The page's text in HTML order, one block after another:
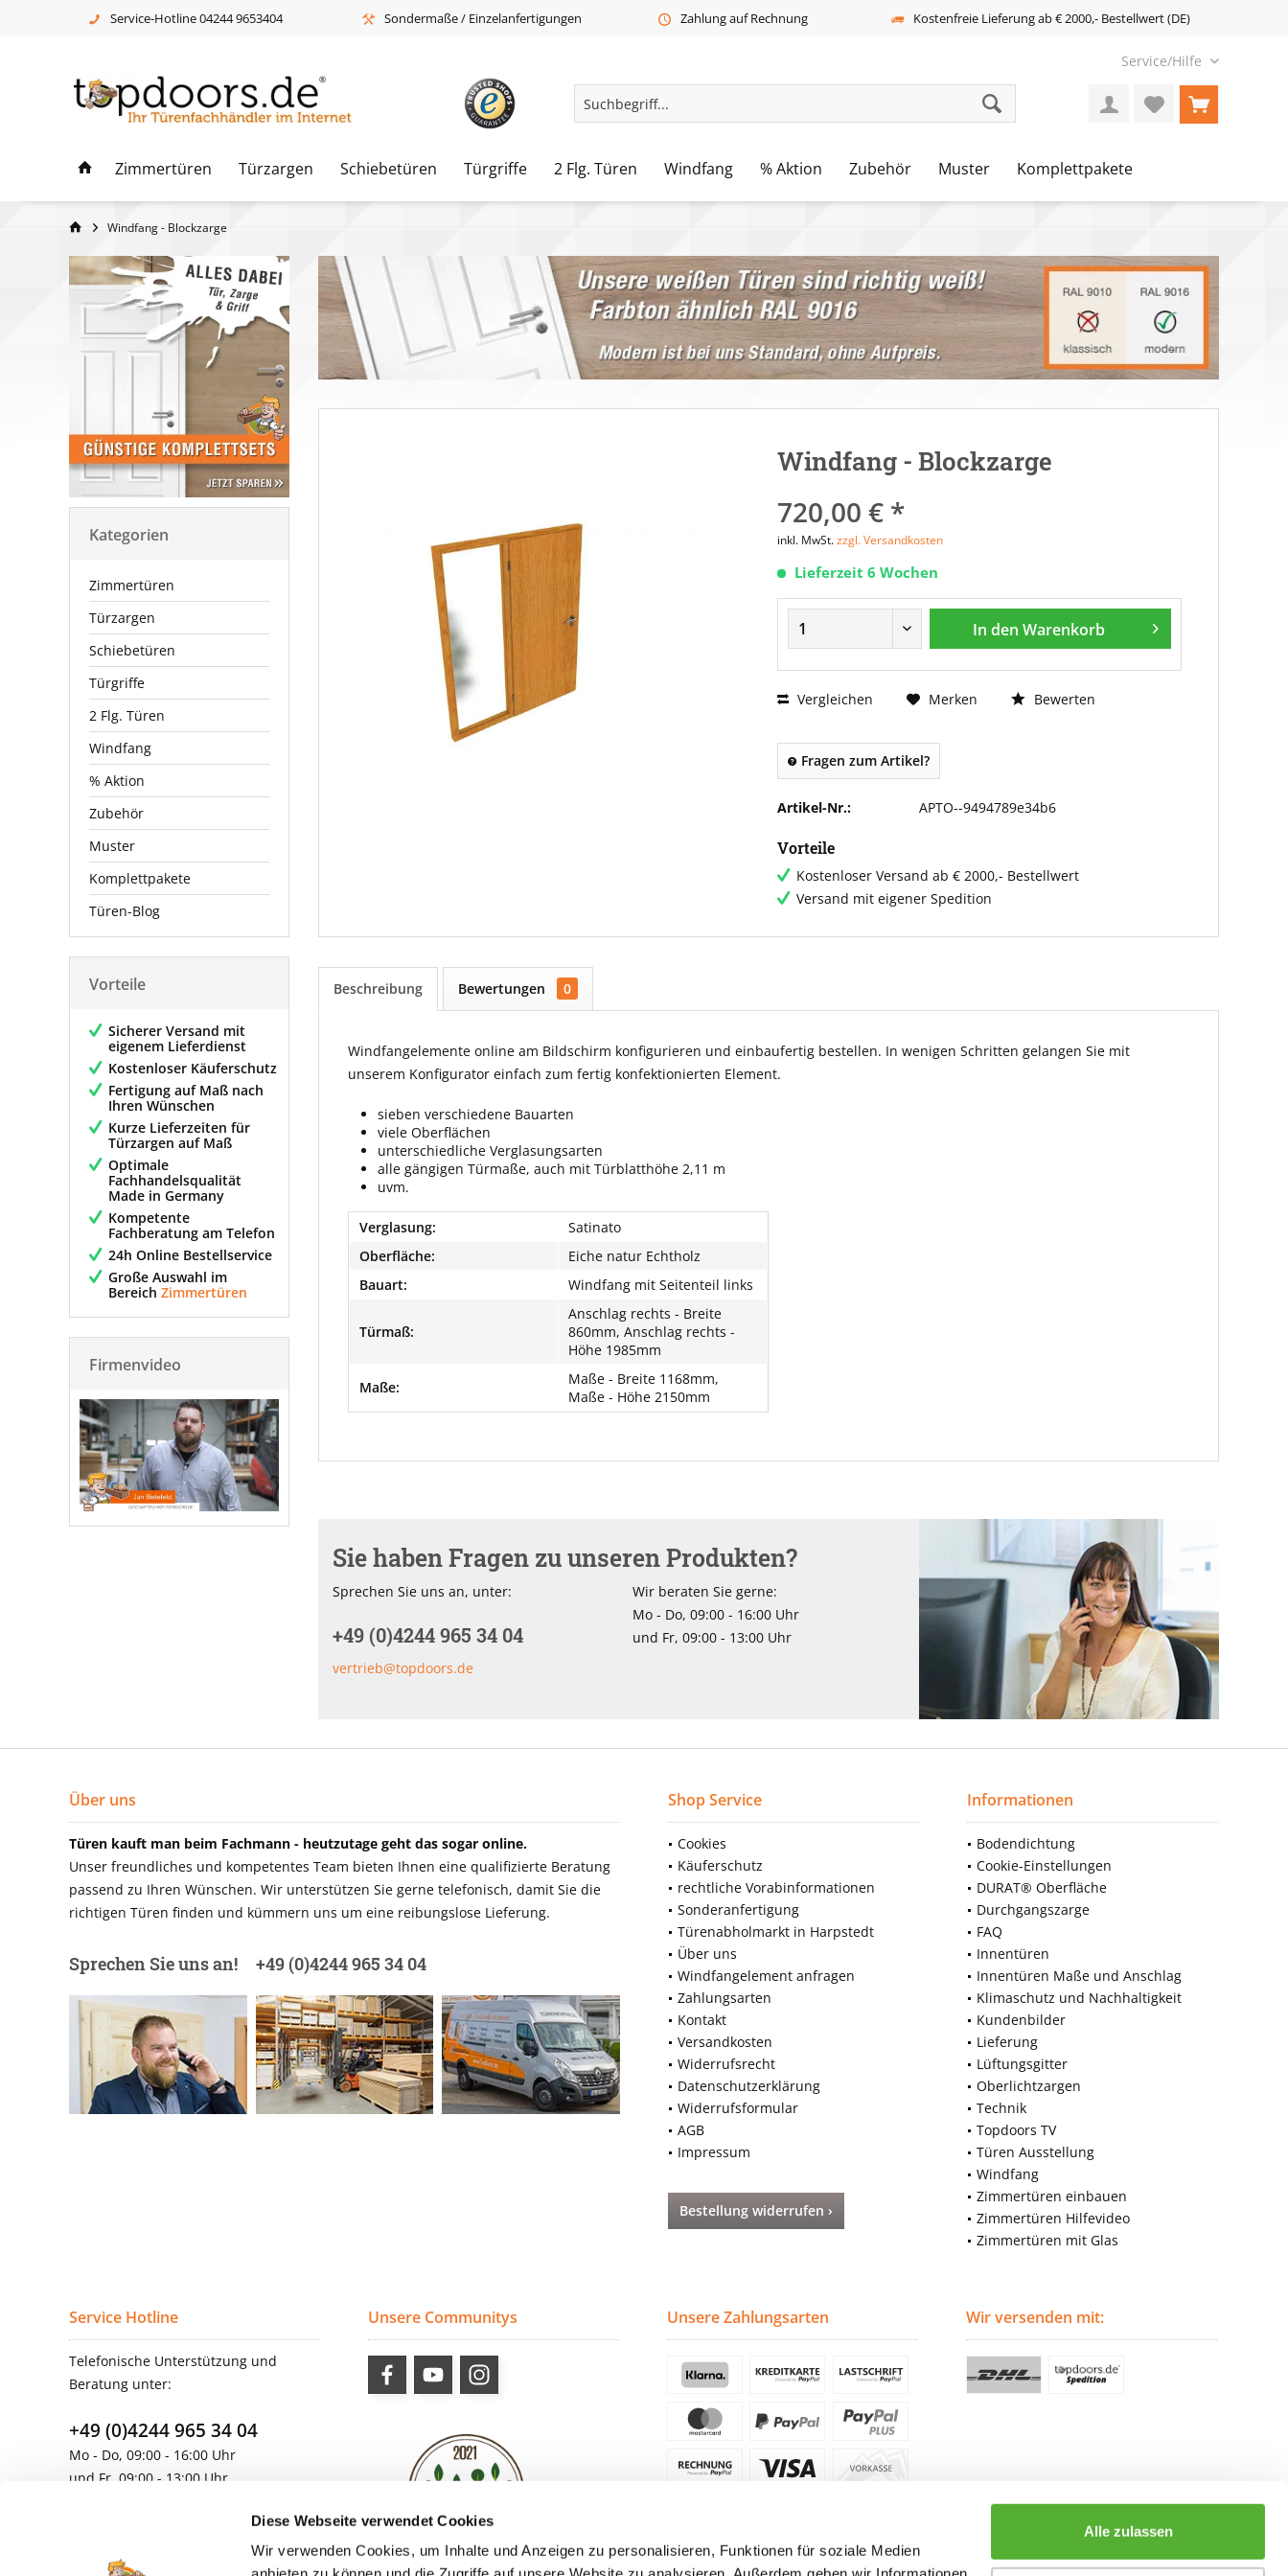
Diese Webseite verwendet Cookies
Wir verwenden Cookies, um Inhalte und Anzeigen zu personalisieren, Funktionen für soziale Medien
Alle zulassen
Service-Hotline 04244 9653404 Sondermaße / Einzelanfertigungen Zahlung auf Rechnung Kostenfreie Lieferung ab € 2000,- Bestellwert (DE)
Service/Hilfe
Zimmertüren Türzargen Schiebetüren Türgriffe 2 Flg. Türen Windfang % Aktion Zubehör Muster Komplettpakete
Windfang - Blockzarge
Kategorien
Zimmertüren
Türzargen
Schiebetüren
Türgriffe
2 Flg. Türen
Windfang
% Aktion
Zubehör
Muster
Komplettpakete
Türen-Blog
Vorteile
Sicherer Versand mit
eigenem Lieferdienst
Kostenloser Käuferschutz
Fertigung auf Maß nach
Ihren Wünschen
Kurze Lieferzeiten für
Türzargen auf Maß
Optimale
Fachhandelsqualität
Made in Germany
Kompetente
Fachberatung am Telefon
24h Online Bestellservice
Große Auswahl im
Bereich Zimmertüren
Firmenvideo
Windfang - Blockzarge
720,00 € *
inkl. MwSt.zzgl. Versandkosten
Lieferzeit 6 Wochen
In den Warenkorb
Vergleichen Merken Bewerten
Fragen zum Artikel?
Artikel-Nr.: APTO--9494789e34b6
Vorteile
Kostenloser Versand ab € 2000,- Bestellwert
Versand mit eigener Spedition
Beschreibung Bewertungen 0
Windfangelemente online am Bildschirm konfigurieren und einbaufertig bestellen. In wenigen Schritten gelangen Sie mit
unserem Konfigurator einfach zum fertig konfektionierten Element.
sieben verschiedene Bauarten
viele Oberflächen
unterschiedliche Verglasungsarten
alle gängigen Türmaße, auch mit Türblatthöhe 2,11 m
uvm.
Verglasung:
Satinato
Oberfläche:
Eiche natur Echtholz
Bauart:
Windfang mit Seitenteil links
Türmaß:
Anschlag rechts - Breite
860mm, Anschlag rechts -
Höhe 1985mm
Maße:
Maße - Breite 1168mm,
Maße - Höhe 2150mm
Sie haben Fragen zu unseren Produkten?
Sprechen Sie uns an, unter:
+49 (0)4244 965 34 04
vertrieb@topdoors.de
Wir beraten Sie gerne:
Mo - Do, 09:00 - 16:00 Uhr
und Fr, 09:00 - 13:00 Uhr
Über uns
Türen kauft man beim Fachmann - heutzutage geht das sogar online.
Unser freundliches und kompetentes Team bieten Ihnen eine qualifizierte Beratung
passend zu Ihren Wünschen. Wir unterstützen Sie gerne telefonisch, damit Sie die
richtigen Türen finden und kümmern uns um eine reibungslose Lieferung.
Sprechen Sie uns an! +49 (0)4244 965 34 04
Shop Service
Cookies
Käuferschutz
rechtliche Vorabinformationen
Sonderanfertigung
Türenabholmarkt in Harpstedt
Über uns
Windfangelement anfragen
Zahlungsarten
Kontakt
Versandkosten
Widerrufsrecht
Datenschutzerklärung
Widerrufsformular
AGB
Impressum
Bestellung widerrufen ›
Informationen
Bodendichtung
Cookie-Einstellungen
DURAT® Oberfläche
Durchgangszarge
FAQ
Innentüren
Innentüren Maße und Anschlag
Klimaschutz und Nachhaltigkeit
Kundenbilder
Lieferung
Lüftungsgitter
Oberlichtzargen
Technik
Topdoors TV
Türen Ausstellung
Windfang
Zimmertüren einbauen
Zimmertüren Hilfevideo
Zimmertüren mit Glas
Service Hotline
Telefonische Unterstützung und
Beratung unter:
+49 (0)4244 965 34 04
Mo - Do, 09:00 - 16:00 Uhr
und Fr, 09:00 - 13:00 Uhr
Unsere Communitys Unsere Zahlungsarten Wir versenden mit: